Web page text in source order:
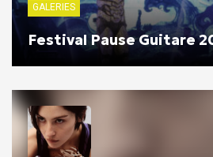
GALERIES
Festival Pause Guitare